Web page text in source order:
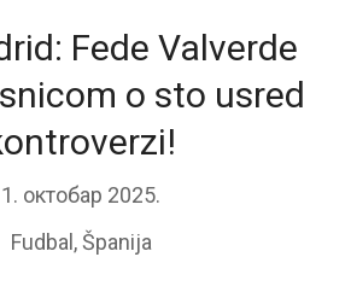
Fede Valverde
o sto usred
1. октобар 2025.
Fudbal ,Španija